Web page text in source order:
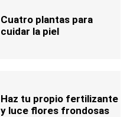
Cuatro plantas para
cuidar la piel
Haz tu propio fertilizante
y luce flores frondosas